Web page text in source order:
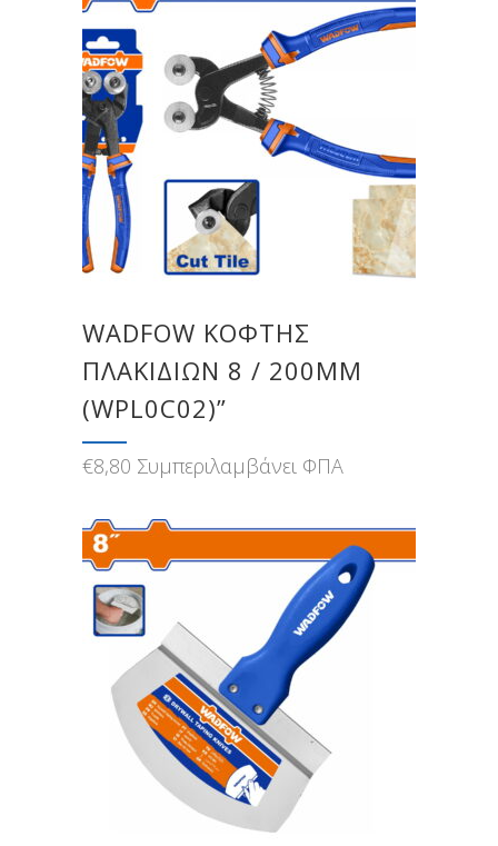
WADFOW ΚΟΦΤΗΣ
ΠΛΑΚΙΔΙΩΝ 8 / 200MM
(WPL0C02)”
€8,80 Συμπεριλαμβάνει ΦΠΑ